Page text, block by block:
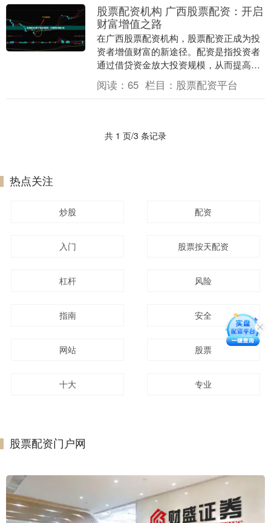
股票配资机构 广西股票配资：开启
财富增值之路
在广西股票配资机构，股票配资正成为投
资者增值财富的新途径。配资是指投资者
通过借贷资金放大投资规模，从而提高收
益率的一种方式。 * **基础利率：**券商或
配资平....
阅读： 65 栏目： 股票配资平台
共 1 页/3 条记录
热点关注
炒股 配资
入门 股票按天配资
杠杆 风险
指南 安全
网站 股票
十大 专业
股票配资门户网